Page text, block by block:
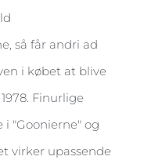
så får andri ad
i købet at blive
Finurlige
i "Goonierne" og
virker upassende